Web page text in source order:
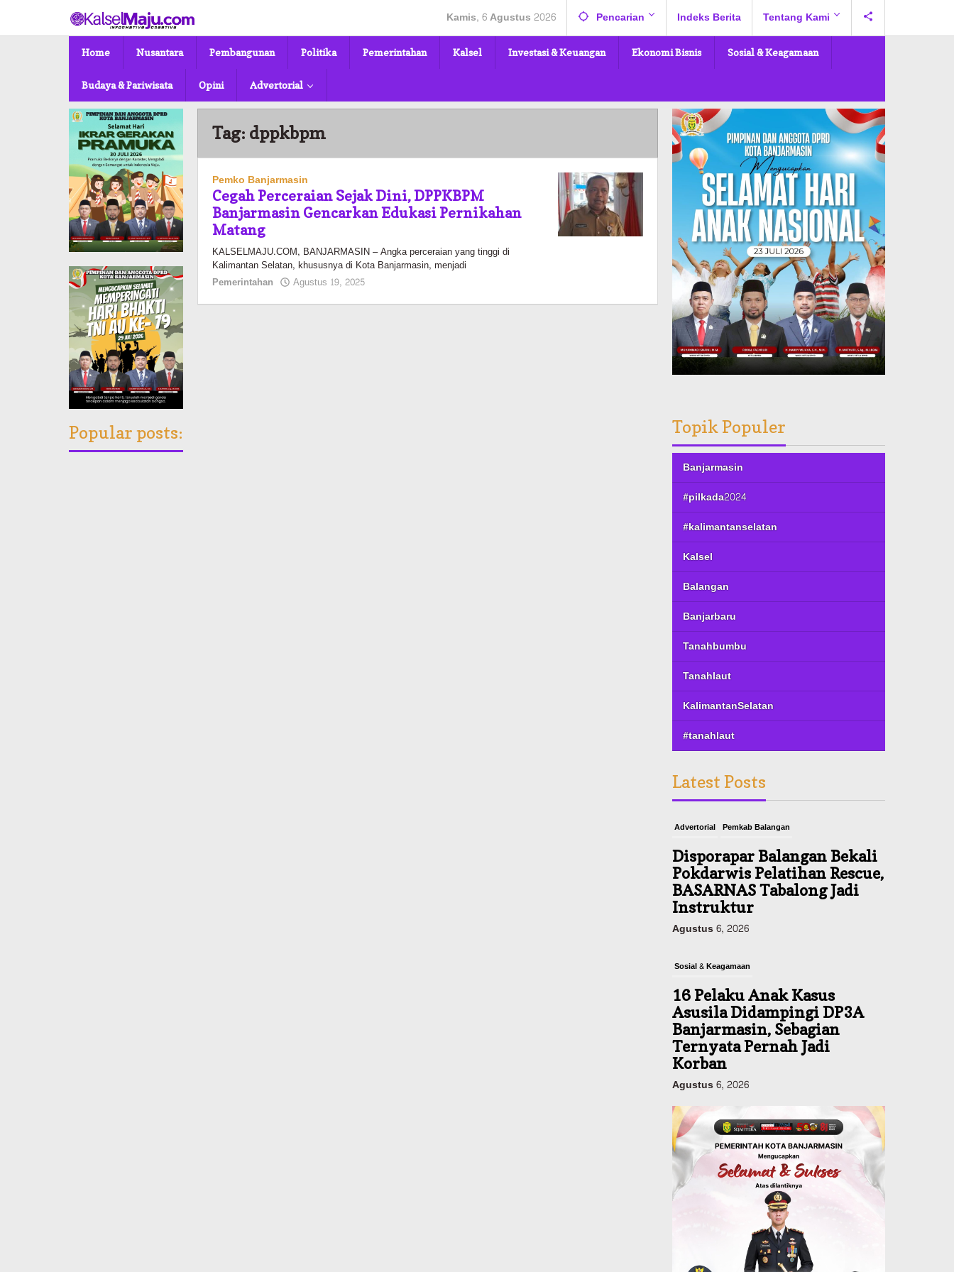
konten
Kamis, 6 Agustus 2026 Pencarian Indeks Berita Tentang Kami
Home Nusantara Pembangunan Politika Pemerintahan Kalsel Investasi & Keuangan Ekonomi Bisnis Sosial & Keagamaan
Budaya & Pariwisata Opini Advertorial
Popular posts:
Tag: dppkbpm
Pemko Banjarmasin
Cegah Perceraian Sejak Dini, DPPKBPM
Banjarmasin Gencarkan Edukasi Pernikahan
Matang
KALSELMAJU.COM, BANJARMASIN – Angka perceraian yang tinggi di
Kalimantan Selatan, khususnya di Kota Banjarmasin, menjadi
Pemerintahan
Agustus 19, 2025
Topik Populer
Banjarmasin
#pilkada2024
#kalimantanselatan
Kalsel
Balangan
Banjarbaru
Tanahbumbu
Tanahlaut
KalimantanSelatan
#tanahlaut
Latest Posts
Advertorial Pemkab Balangan
Disporapar Balangan Bekali
Pokdarwis Pelatihan Rescue,
BASARNAS Tabalong Jadi
Instruktur
Agustus 6, 2026
Sosial & Keagamaan
16 Pelaku Anak Kasus
Asusila Didampingi DP3A
Banjarmasin, Sebagian
Ternyata Pernah Jadi
Korban
Agustus 6, 2026
Dinas PUPR Kalsel Pembangunan
Tindak Lanjut
Pascakecelakaan Maut,
Pemerintah Janji
Tingkatkan Fasilitas
Keselamatan Jalan
Alternatif Banjarbaru–